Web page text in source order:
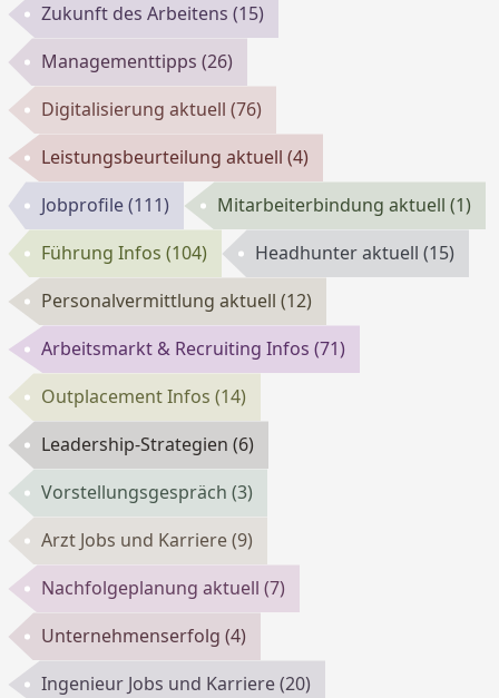
Zukunft des Arbeitens(15)
Managementtipps(26)
Digitalisierung aktuell(76)
Leistungsbeurteilung aktuell(4)
Jobprofile(111) Mitarbeiterbindung aktuell(1)
Führung Infos(104) Headhunter aktuell(15)
Personalvermittlung aktuell(12)
Arbeitsmarkt & Recruiting Infos(71)
Outplacement Infos(14)
Leadership-Strategien(6)
Vorstellungsgespräch(3)
Arzt Jobs und Karriere(9)
Nachfolgeplanung aktuell(7)
Unternehmenserfolg(4)
Ingenieur Jobs und Karriere(20)